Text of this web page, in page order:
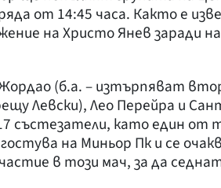
от 14:45 часа. Както е
на Христо Янев заради
(б.а. – изтърпяват
Левски), Лео Перейра и
състезатели, като един от
на Миньор Пк и се
в този мач, за да